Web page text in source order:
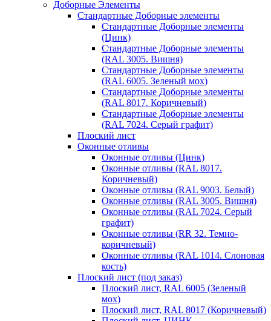
Доборные Элементы
Стандартные Доборные элементы
Стандартные Доборные элементы
(Цинк)
Стандартные Доборные элементы
(RAL 3005. Вишня)
Стандартные Доборные элементы
(RAL 6005. Зеленый мох)
Стандартные Доборные элементы
(RAL 8017. Коричневый)
Стандартные Доборные элементы
(RAL 7024. Серый графит)
Плоский лист
Оконные отливы
Оконные отливы (Цинк)
Оконные отливы (RAL 8017.
Коричневый)
Оконные отливы (RAL 9003. Белый)
Оконные отливы (RAL 3005. Вишня)
Оконные отливы (RAL 7024. Серый
графит)
Оконные отливы (RR 32. Темно-
коричневый)
Оконные отливы (RAL 1014. Слоновая
кость)
Плоский лист (под заказ)
Плоский лист, RAL 6005 (Зеленый
мох)
Плоский лист, RAL 8017 (Коричневый)